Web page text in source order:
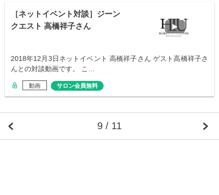
［ネットイベント対談］ジーン
クエスト 高橋祥子さん
2018年12月3日ネットイベント 高橋祥子さん ゲスト高橋祥子さ
んとの対談動画です。 こ…
動画 サロン会員無料
9 / 11